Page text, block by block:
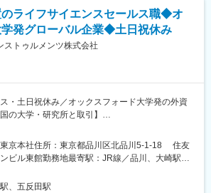
のカットが可能など、高度な独自技術があり、
合わせたカスタマイズ製品の提案も可能です。
でも高精度の技術を有しており、ミクロン単位
技術が強みです。具体的には「製品検査用レン
ーや半導体工場で使われるセンサーのレンズ」に
。
されるなど、我々の生活に欠かせない分野で用
のライフサイエンスセールス職◆オ
学発グローバル企業◆土日祝休み
ストゥルメンツ株式会社
ス・土日祝休み／オックスフォード大学発の外資
の大学・研究所と取引】
ンドアナリシス事業本部のライフサイエンス製
関連の分析装置・機器および画像解析ソフト）
東京本社住所：東京都品川区北品川5-1-18 住友
ビル東館勤務地最寄駅：JR線／品川、大崎駅受
内全面禁煙
、五反田駅